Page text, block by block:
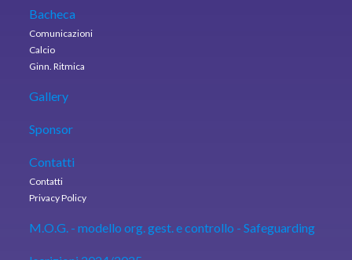
Bacheca
Comunicazioni
Calcio
Ginn. Ritmica
Gallery
Sponsor
Contatti
Contatti
Privacy Policy
M.O.G. - modello org. gest. e controllo - Safeguarding